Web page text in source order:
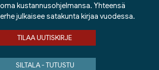
kustannusohjelmansa. Yhteensä
julkaisee satakunta kirjaa vuodessa.
TILAA UUTISKIRJE
SILTALA - TUTUSTU